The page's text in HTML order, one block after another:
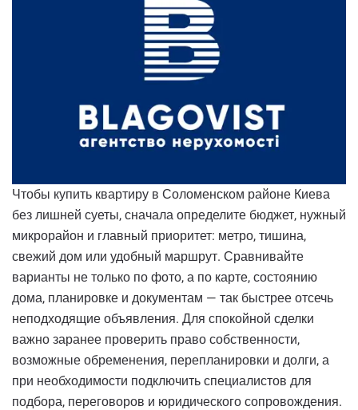
Чтобы купить квартиру в Соломенском районе Киева
без лишней суеты, сначала определите бюджет, нужный
микрорайон и главный приоритет: метро, тишина,
свежий дом или удобный маршрут. Сравнивайте
варианты не только по фото, а по карте, состоянию
дома, планировке и документам — так быстрее отсечь
неподходящие объявления. Для спокойной сделки
важно заранее проверить право собственности,
возможные обременения, перепланировки и долги, а
при необходимости подключить специалистов для
подбора, переговоров и юридического сопровождения.